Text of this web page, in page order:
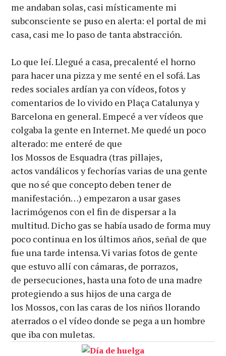
me andaban solas, casi místicamente mi
subconsciente se puso en alerta: el portal de mi
casa, casi me lo paso de tanta abstracción.
Lo que leí. Llegué a casa, precalenté el horno
para hacer una pizza y me senté en el sofá. Las
redes sociales ardían ya con vídeos, fotos y
comentarios de lo vivido en Plaça Catalunya y
Barcelona en general. Empecé a ver vídeos que
colgaba la gente en Internet. Me quedé un poco
alterado: me enteré de que
los Mossos de Esquadra (tras pillajes,
actos vandálicos y fechorías varias de una gente
que no sé que concepto deben tener de
manifestación…) empezaron a usar gases
lacrimógenos con el fin de dispersar a la
multitud. Dicho gas se había usado de forma muy
poco continua en los últimos años, señal de que
fue una tarde intensa. Vi varias fotos de gente
que estuvo allí con cámaras, de porrazos,
de persecuciones, hasta una foto de una madre
protegiendo a sus hijos de una carga de
los Mossos, con las caras de los niños llorando
aterrados o el vídeo donde se pega a un hombre
que iba con muletas.